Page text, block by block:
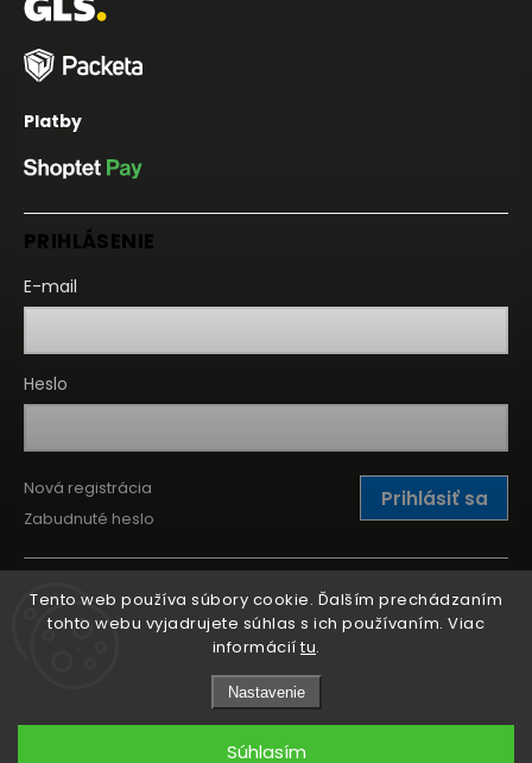
Tento web používa súbory cookie. Ďalším prechádzaním
tohto webu vyjadrujete súhlas s ich používaním. Viac
informácií tu.
Nastavenie
Súhlasím
Platby
PRIHLÁSENIE
E-mail
Heslo
Prihlásiť sa
Nová registrácia
Zabudnuté heslo